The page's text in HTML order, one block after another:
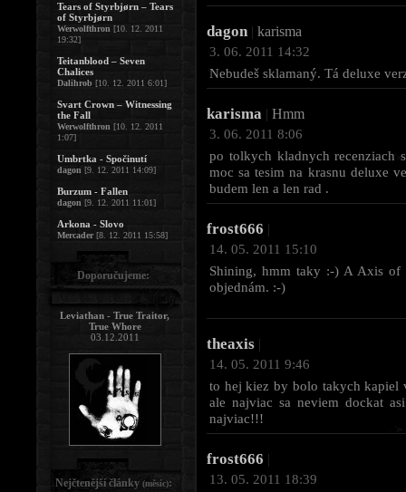
dagon | karisma
3. 06. 2011 14:32
Nebudeš sklamaný. Tá deluxe
karisma | Hmm
3. 06. 2011 8:06
po tolkych kladnych recenziach
moc sa tesim na krasnu deluxe
budem len a len rad .
frost666 |
14. 05. 2011 15:10
Shining, hmm taky :-) A Axis of
objednám. :-)
theaxis |
14. 05. 2011 9:46
to hej kiez by bolo takych kapiel
ale najviac sa neviem dockat
najviac!!!
frost666 |
13. 05. 2011 18:39
Tears of Styrbjørn – Tears
of Styrbjørn
Werwolfthron [10. 12. 2011
19:32]
Teitanblood – Seven
Chalices
Dalihrob [10. 12. 2011 6:01]
Svart Crown – Witnessing
the Fall
Werwolfthron [10. 12. 2011
1:07]
Umbrtka - Spočinutí
dagon [9. 12. 2011 14:09]
Burzum - Fallen
dagon [9. 12. 2011 11:01]
Arkona - Slovo
Mercader[8. 12. 2011 15:58]
Doporučujeme:
Leviathan - True Traitor,
True Whore
03.12.2011
Nejčtenější články (měsíc):